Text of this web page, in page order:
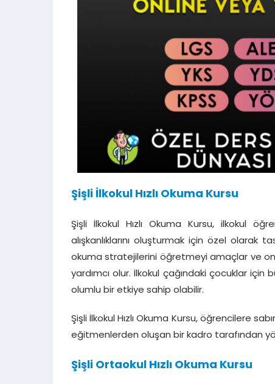
Şişli İlkokul Hızlı Okuma Kursu
Şişli İlkokul Hızlı Okuma Kursu, ilkokul
alışkanlıklarını oluşturmak için özel olarak
okuma stratejilerini öğretmeyi amaçlar ve
yardımcı olur. İlkokul çağındaki çocuklar için
olumlu bir etkiye sahip olabilir.
Şişli İlkokul Hızlı Okuma Kursu, öğrencilere
eğitmenlerden oluşan bir kadro tarafından
Şişli Ortaokul Hızlı Okuma Kursu